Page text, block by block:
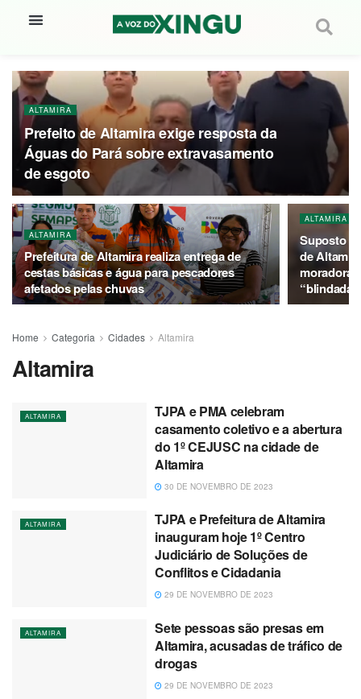
ALTAMIRA
Prefeito de Altamira exige resposta da
Águas do Pará sobre extravasamento
de esgoto
ALTAMIRA
Prefeitura de Altamira realiza entrega de
cestas básicas e água para pescadores
afetados pelas chuvas
ALTAMIRA
Suposto
de
moradora
“blindada
Home Categoria Cidades Altamira
Altamira
ALTAMIRA
TJPA e PMA celebram
casamento coletivo e a abertura
do 1º CEJUSC na cidade de
Altamira
30 DE NOVEMBRO DE 2023
ALTAMIRA
TJPA e Prefeitura de Altamira
inauguram hoje 1º Centro
Judiciário de Soluções de
Conflitos e Cidadania
29 DE NOVEMBRO DE 2023
ALTAMIRA
Sete pessoas são presas em
Altamira, acusadas de tráfico de
drogas
29 DE NOVEMBRO DE 2023